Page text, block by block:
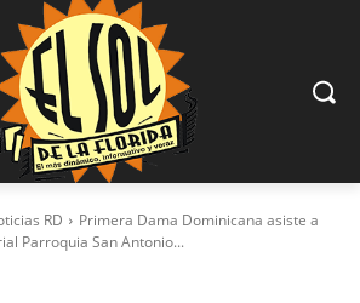
RD
Primera Dama Dominicana asiste a
Parroquia San Antonio...